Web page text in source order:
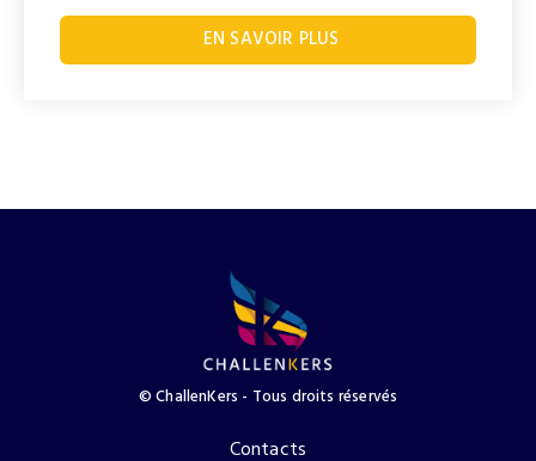
EN SAVOIR PLUS
© ChallenKers - Tous droits réservés​
Contacts